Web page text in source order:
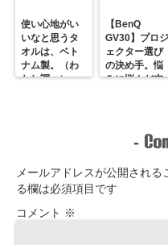
使い心地がい
いなと思うタ
オルは、ベト
ナム製。（わ
たし調べ）
【BenQ
GV30】プロジ
ェクター選び
の決め手。悩
みに悩んだ末
-
メールアドレスが公開される
る欄は必須項目です
コメント ※